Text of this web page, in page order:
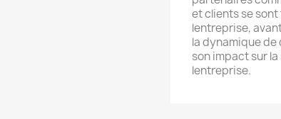
et clients se
lentreprise,
la dynamique de
son impact sur
lentreprise.